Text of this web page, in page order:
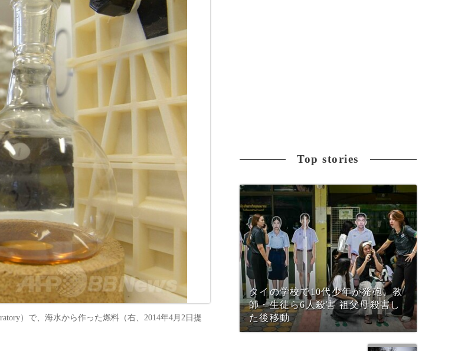
）で、海水から作った燃料（右、2014年4月2日提
Top stories
タイの学校で10代少年が発砲、教
師・生徒ら6人殺害 祖父母殺害し
た後移動